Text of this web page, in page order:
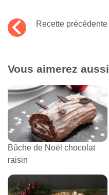
Recette précédente
Vous aimerez aussi
Bûche de Noël chocolat
raisin